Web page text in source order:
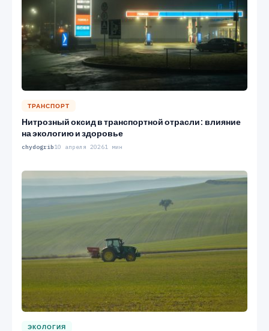
ТРАНСПОРТ
Нитрозный оксид в транспортной отрасли: влияние
на экологию и здоровье
chydogrib10 апреля 20261 мин
ЭКОЛОГИЯ